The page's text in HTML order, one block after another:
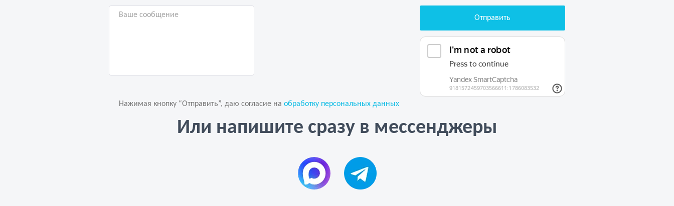
Нажимая кнопку “Отправить”, даю согласие на обработку персональных данных
Или напишите сразу в мессенджеры